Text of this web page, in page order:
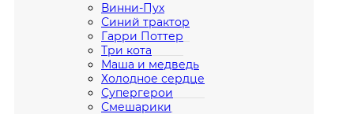
Винни-Пух
Синий трактор
Гарри Поттер
Три кота
Маша и медведь
Холодное сердце
Супергерои
Смешарики